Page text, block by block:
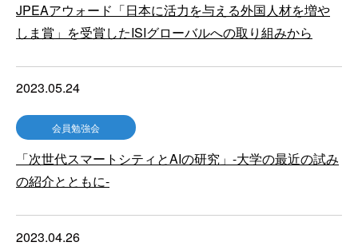
JPEAアウォード「日本に活力を与える外国人材を増や
しま賞」を受賞したISIグローバルへの取り組みから
2023.05.24
会員勉強会
「次世代スマートシティとAIの研究」-大学の最近の試み
の紹介とともに-
2023.04.26